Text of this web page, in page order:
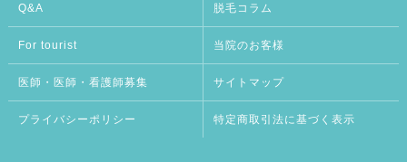
Q&A 脱毛コラム
For tourist 当院のお客様
医師・医師・看護師募集 サイトマップ
プライバシーポリシー 特定商取引法に基づく表示